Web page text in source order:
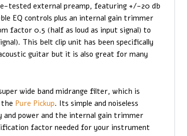
tested external preamp, featuring +/-20 db
EQ controls plus an internal gain trimmer
factor 0.5 (half as loud as input signal) to
This belt clip unit has been specifically
guitar but it is also great for many
wide band midrange filter, which is
Pure Pickup. Its simple and noiseless
power and the internal gain trimmer
factor needed for your instrument.